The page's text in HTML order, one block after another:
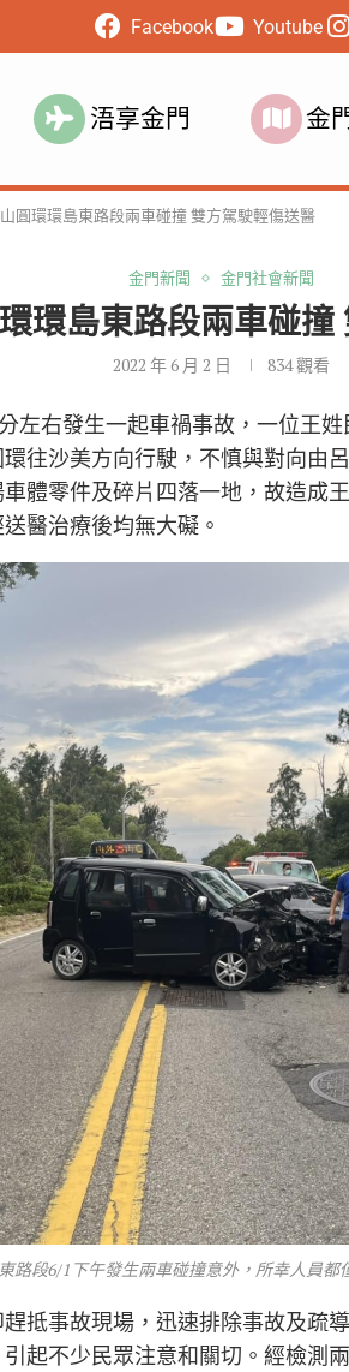
Facebook Youtube
浯享金門 金
圓環環島東路段兩車碰撞 雙方駕駛輕傷送醫
金門新聞 金門社會新聞
環島東路段兩車碰撞
2022 年 6 月 2 日 834觀看
左右發生一起車禍事故，一位王
往沙美方向行駛，不慎與對向由
體零件及碎片四落一地，故造成
醫治療後均無大礙。
路段6/1下午發生兩車碰撞意外，所幸人員
抵事故現場，迅速排除事故及疏
起不少民眾注意和關切。經檢測